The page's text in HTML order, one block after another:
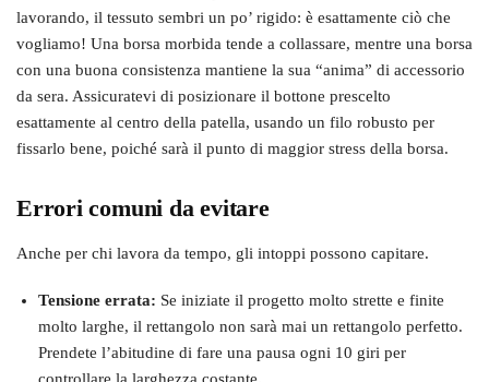
lavorando, il tessuto sembri un po’ rigido: è esattamente ciò che
vogliamo! Una borsa morbida tende a collassare, mentre una borsa
con una buona consistenza mantiene la sua “anima” di accessorio
da sera. Assicuratevi di posizionare il bottone prescelto
esattamente al centro della patella, usando un filo robusto per
fissarlo bene, poiché sarà il punto di maggior stress della borsa.
Errori comuni da evitare
Anche per chi lavora da tempo, gli intoppi possono capitare.
Tensione errata: Se iniziate il progetto molto strette e finite
molto larghe, il rettangolo non sarà mai un rettangolo perfetto.
Prendete l’abitudine di fare una pausa ogni 10 giri per